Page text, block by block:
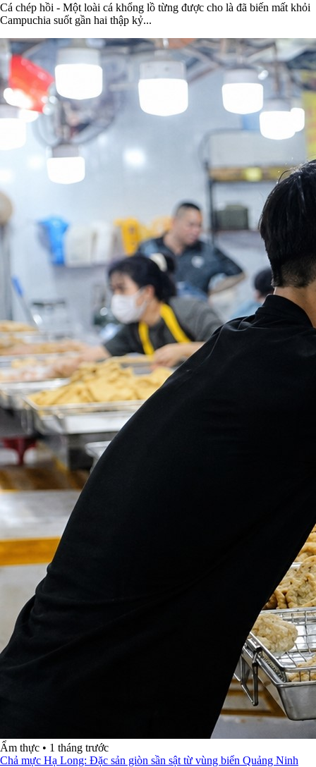
Cá chép hồi - Một loài cá khổng lồ từng được cho là đã biến mất khỏi
Campuchia suốt gần hai thập kỷ...
Ẩm thực • 1 tháng trước
Chả mực Hạ Long: Đặc sản giòn sần sật từ vùng biển Quảng Ninh